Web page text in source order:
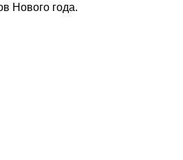
Нового года.